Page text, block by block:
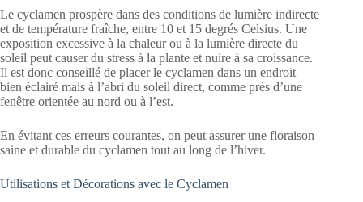
Le cyclamen prospère dans des conditions de lumière indirecte
et de température fraîche, entre 10 et 15 degrés Celsius. Une
exposition excessive à la chaleur ou à la lumière directe du
soleil peut causer du stress à la plante et nuire à sa croissance.
Il est donc conseillé de placer le cyclamen dans un endroit
bien éclairé mais à l’abri du soleil direct, comme près d’une
fenêtre orientée au nord ou à l’est.
En évitant ces erreurs courantes, on peut assurer une floraison
saine et durable du cyclamen tout au long de l’hiver.
Utilisations et Décorations avec le Cyclamen